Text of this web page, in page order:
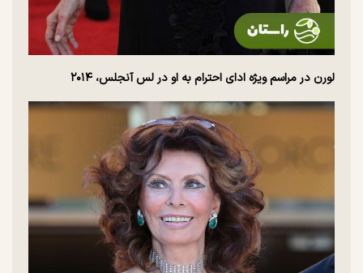
لورن در مراسم ویژه ادای احترام به او در لس آنجلس، ۲۰۱۴